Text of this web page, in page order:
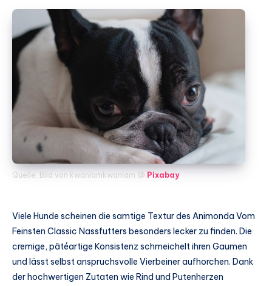
Quelle: Bild von kwanlamkwanlam @ Pixabay
Viele Hunde scheinen die samtige Textur des Animonda Vom
Feinsten Classic Nassfutters besonders lecker zu finden. Die
cremige, pâtéartige Konsistenz schmeichelt ihren Gaumen
und lässt selbst anspruchsvolle Vierbeiner aufhorchen. Dank
der hochwertigen Zutaten wie Rind und Putenherzen